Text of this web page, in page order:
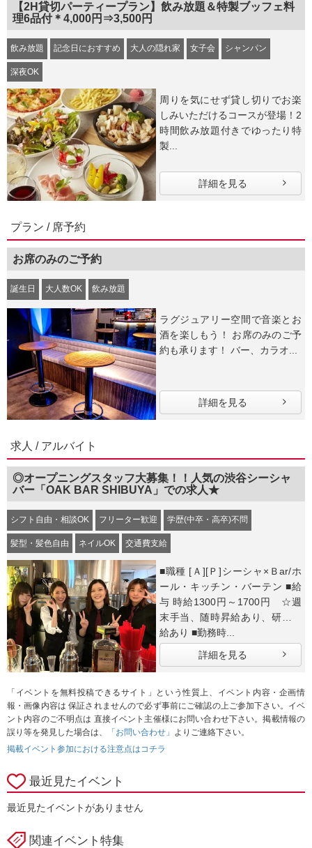
【2H貸切パーティープラン】飲み放題＆特製ブッフェ料
理6品付＊4,000円⇒3,500円
飲み放題 記念日におすすめ 大人の隠れ家 女子会 シャンパン
深夜OK
周りを気にせず貸し切りでお楽
しみいただけるコースが登場！2
時間飲み放題付きでゆったり特
製...
詳細を見る
プラン / 席予約
お席のみのご予約
誕生日 大人数OK 飲み放題
ラグジュアリー空間で音楽とお
酒を楽しもう！ お席のみのご予
約も承ります！ バー、カラオ...
詳細を見る
求人 / アルバイト
◎オープニングスタッフ大募集！！人気の渋谷シーシャ
バー「OAK BAR SHIBUYA」での求人★
シフト自由・相談OK フリーター歓迎 学歴(中卒・高卒)不問
髪型・髪色自由 ネイルOK 交通費支給
■職種 [Ａ][Ｐ]シーシャ×Ｂar/ホ
ール・キッチン・バーテン ■給
与 時給1300円～1700円 ☆週
末手当、随時昇給あり、研修時
給あり ■勤務時...
詳細を見る
「イベントを無料投稿できるサイト」という性質上、イベント内容・企画情
報・画像内容は 保証されませんので必ず事前にご確認の上ご参加下さい。イベ
ント内容のご不明点は 直接イベント主催様にお問い合わせ下さい。掲載情報の
誤り等を発見した場合は、
「お問い合わせ」
よりご連絡下さい。
掲載イベント参加における注意点はコチラ
最近見たイベント
最近見たイベントがありません
関連イベント特集